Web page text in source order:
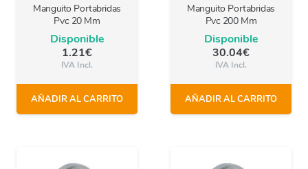
Manguito Portabridas
Pvc 20 Mm
Disponible
1.21€
IVA Incl.
AÑADIR AL CARRITO
Manguito Portabridas
Pvc 200 Mm
Disponible
30.04€
IVA Incl.
AÑADIR AL CARRITO